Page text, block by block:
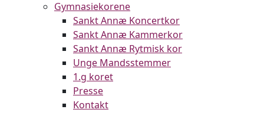
Gymnasiekorene
Sankt Annæ Koncertkor
Sankt Annæ Kammerkor
Sankt Annæ Rytmisk kor
Unge Mandsstemmer
1.g koret
Presse
Kontakt